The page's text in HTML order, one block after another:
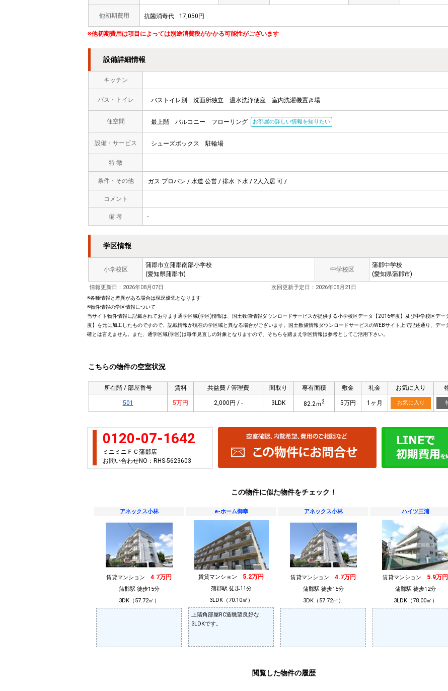
他初期費用 抗菌消毒代 17,050円
※他初期費用は項目によっては別途消費税がかかる可能性がございます
設備詳細情報
キッチン
バス・トイレ バストイレ別 洗面所独立 温水洗浄便座 室内洗濯機置き場
住空間 最上階 バルコニー フローリング お部屋の詳しい情報を知りたい
設備・サービス シューズボックス 駐輪場
特 徴
条件・その他 ガス:プロパン / 水道:公営 / 排水:下水 / 2人入居:可 /
コメント
備 考 -
学区情報
小学校区
蒲郡市立蒲郡南部小学校
(愛知県蒲郡市)
中学校区
蒲郡中学校
(愛知県蒲郡市)
情報更新日：2026年08月07日 次回更新予定日：2026年08月21日
※各種情報と差異がある場合は現況優先となります
※物件情報の学区情報について
当サイト物件情報に記載されております通学区域(学区)情報は、国土数値情報ダウンロードサービスが提供する小学校区データ【2016年度】及び中学校区デー
度】を元に加工したものですので、記載情報が現在の学区域と異なる場合がございます。国土数値情報ダウンロードサービスのWEBサイト上で記述通り、デー
確とは言えません。また、通学区域(学区)は毎年見直しの対象となりますので、そちらを踏まえ学区情報は参考としてご活用下さい。
こちらの物件の空室状況
所在階 / 部屋番号 賃料 共益費 / 管理費 間取り 専有面積 敷金 礼金 お気に入り
501 5万円 2,000円 / - 3LDK 82.2ｍ2 5万円 1ヶ月 お気に入り
0120-07-1642
ミニミニＦＣ蒲郡店
お問い合わせNO：RHS-5623603
この物件に似た物件をチェック！
アネックス小林
賃貸マンション 4.7万円
蒲郡駅 徒歩15分
3DK（57.72㎡）
e-ホーム御幸
賃貸マンション 5.2万円
蒲郡駅 徒歩11分
3LDK（70.10㎡）
上階角部屋RC造眺望良好な
3LDKです。
アネックス小林
賃貸マンション 4.7万円
蒲郡駅 徒歩15分
3DK（57.72㎡）
ハイツ三浦
賃貸マンション 5.9万円
蒲郡駅 徒歩12分
3LDK（78.00㎡）
閲覧した物件の履歴